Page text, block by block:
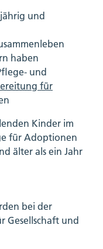
und
haben
und
für
Kinder im
für Adoptionen
älter als ein Jahr
bei der
Gesellschaft und